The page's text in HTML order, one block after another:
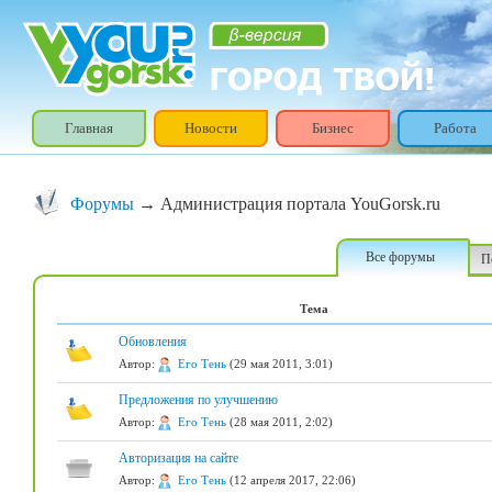
Главная Новости Бизнес Работа
Форумы → Администрация портала YouGorsk.ru
Все форумы
Тема
Обновления
Автор: Его Тень (29 мая 2011, 3:01)
Предложения по улучшению
Автор: Его Тень (28 мая 2011, 2:02)
Авторизация на сайте
Автор: Его Тень (12 апреля 2017, 22:06)